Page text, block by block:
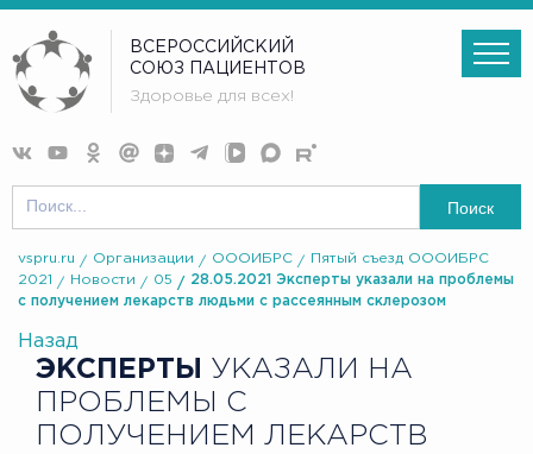
ВСЕРОССИЙСКИЙ
СОЮЗ ПАЦИЕНТОВ
Здоровье для всех!
Поиск
vspru.ru Организации ОООИБРС
Пятый съезд ОООИБРС
2021
Новости 05
28.05.2021 Эксперты указали на проблемы
с получением лекарств людьми с рассеянным склерозом
Назад
ЭКСПЕРТЫ
УКАЗАЛИ НА
ПРОБЛЕМЫ С
ПОЛУЧЕНИЕМ ЛЕКАРСТВ